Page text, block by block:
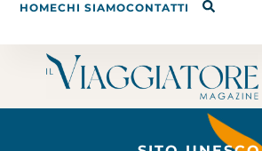
HOMECHI SIAMOCONTATTI